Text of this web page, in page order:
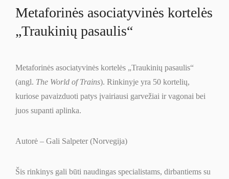
Metaforinės asociatyvinės kortelės
„Traukinių pasaulis“
Metaforinės asociatyvinės kortelės „Traukinių pasaulis“
(angl. The World of Trains). Rinkinyje yra 50 kortelių,
kuriose pavaizduoti patys įvairiausi garvežiai ir vagonai bei
juos supanti aplinka.
Autorė – Gali Salpeter (Norvegija)
Šis rinkinys gali būti naudingas specialistams, dirbantiems su